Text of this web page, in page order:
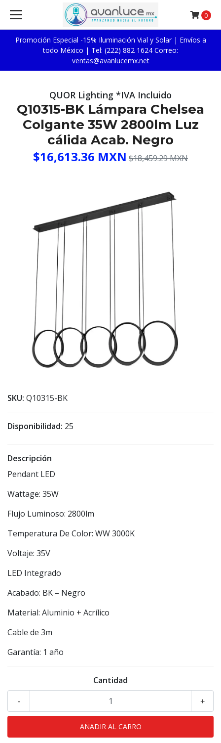
Promoción Especial -15% Iluminación Vial y Solar | Envíos a
todo México | Tel: (222) 882 1624 Correo:
ventas@avanlucemx.net
0
QUOR Lighting *IVA Incluido
Q10315-BK Lámpara Chelsea
Colgante 35W 2800lm Luz
cálida Acab. Negro
$16,613.36 MXN $18,459.29 MXN
SKU: Q10315-BK
Disponibilidad: 25
Descripción
Pendant LED
Wattage: 35W
Flujo Luminoso: 2800lm
Temperatura De Color: WW 3000K
Voltaje: 35V
LED Integrado
Acabado: BK – Negro
Material: Aluminio + Acrílico
Cable de 3m
Garantía: 1 año
Cantidad
+
-